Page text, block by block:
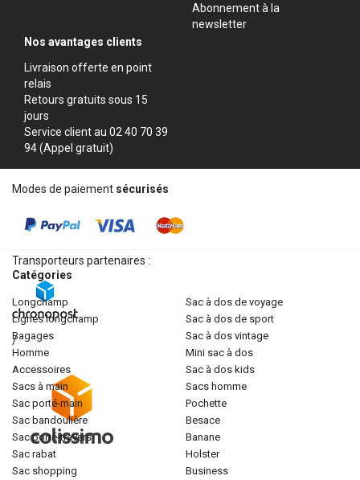
Abonnement à la
newsletter
Nos avantages clients
Livraison offerte en point
relais
Retours gratuits sous 15
jours
Service client au 02 40 70 39
94 (Appel gratuit)
Modes de paiement sécurisés
Transporteurs partenaires :
/
Catégories
longchamp
lignes longchamp
bagages
homme
accessoires
sacs à main
sac porté-main
sac bandoulière
sac porté-travers
sac rabat
sac shopping
sac à dos de voyage
sac à dos de sport
sac à dos vintage
mini sac à dos
sac à dos kids
sacs homme
pochette
besace
banane
holster
business